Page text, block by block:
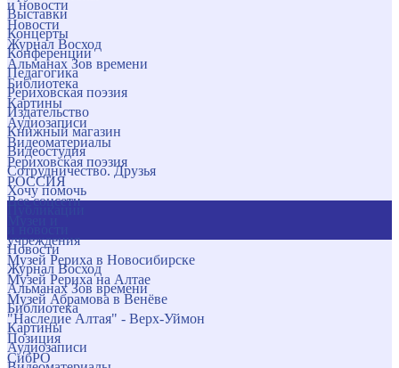
и новости
Новости
Журнал Восход
Альманах Зов времени
Библиотека
Картины
Аудиозаписи
Видеоматериалы
Рериховская поэзия
РОССИЯ
Все соцсети
учреждения
Музей Рериха в Новосибирске
Музей Рериха на Алтае
Музей Абрамова в Венёве
"Наследие Алтая" - Верх-Уймон
Позиция
СибРО
Выставки
Концерты
Конференции
Педагогика
Рериховская поэзия
Издательство
Книжный магазин
Видеостудия
Сотрудничество. Друзья
Хочу помочь
Новости
Журнал Восход
Альманах Зов времени
Библиотека
Картины
Аудиозаписи